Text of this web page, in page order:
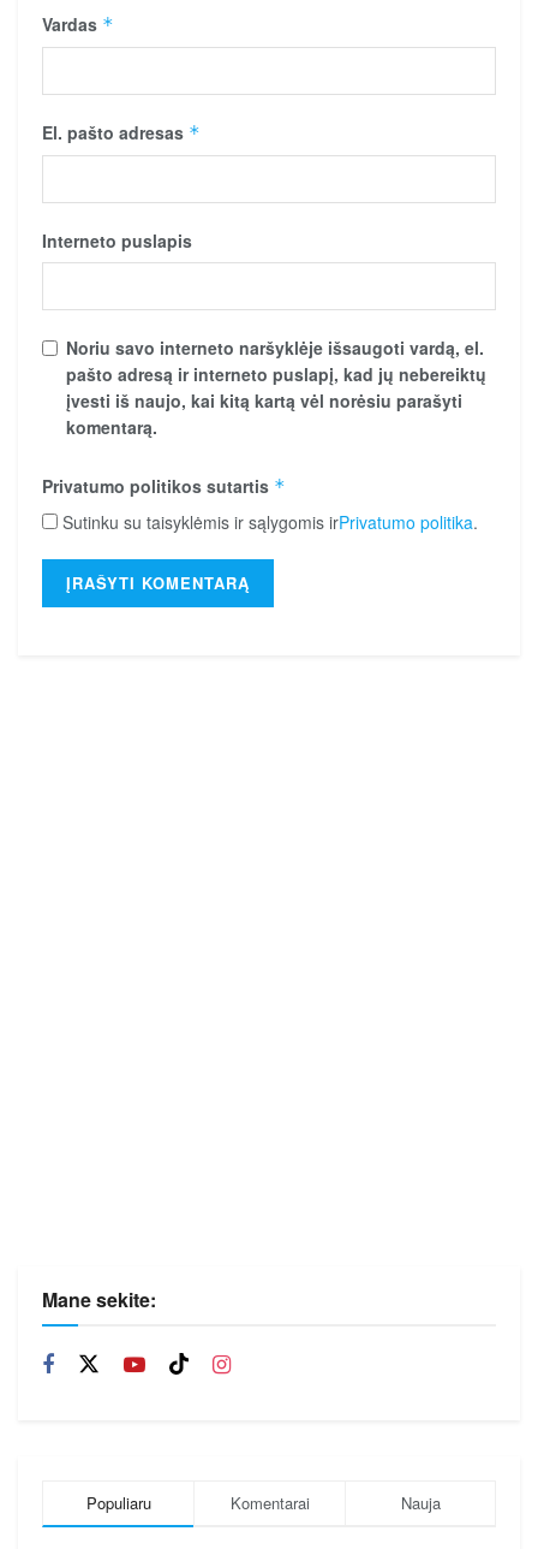
Vardas *
El. pašto adresas *
Interneto puslapis
Noriu savo interneto naršyklėje išsaugoti vardą, el.
pašto adresą ir interneto puslapį, kad jų nebereiktų
įvesti iš naujo, kai kitą kartą vėl norėsiu parašyti
komentarą.
Privatumo politikos sutartis *
Sutinku su taisyklėmis ir sąlygomis irPrivatumo politika.
Mane sekite:
Populiaru Komentarai Nauja